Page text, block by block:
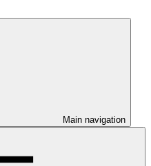
Main navigation